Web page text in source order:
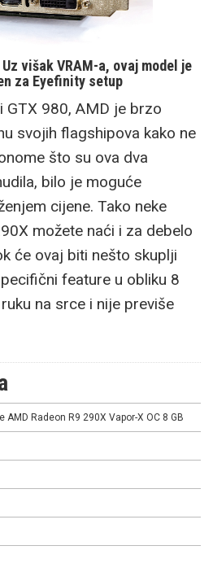
Uz višak VRAM-a, ovaj model je
za Eyefinity setup
GTX 980, AMD je brzo
svojih flagshipova kako ne
što su ova dva
bilo je moguće
cijene. Tako neke
možete naći i za debelo
će ovaj biti nešto skuplji
feature u obliku 8
na srce i nije previše
AMD Radeon R9 290X Vapor-X OC 8 GB